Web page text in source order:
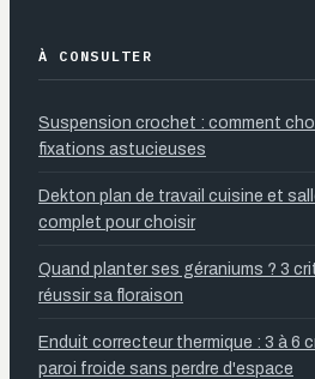
À CONSULTER
Suspension crochet : comment
fixations astucieuses
Dekton plan de travail cuisine et
complet pour choisir
Quand planter ses géraniums ? 3
réussir sa floraison
Enduit correcteur thermique : 3 à 6
paroi froide sans perdre d'espace